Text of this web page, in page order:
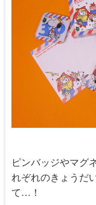
ピンバッジやマグ
れぞれのきょうだ
て…！